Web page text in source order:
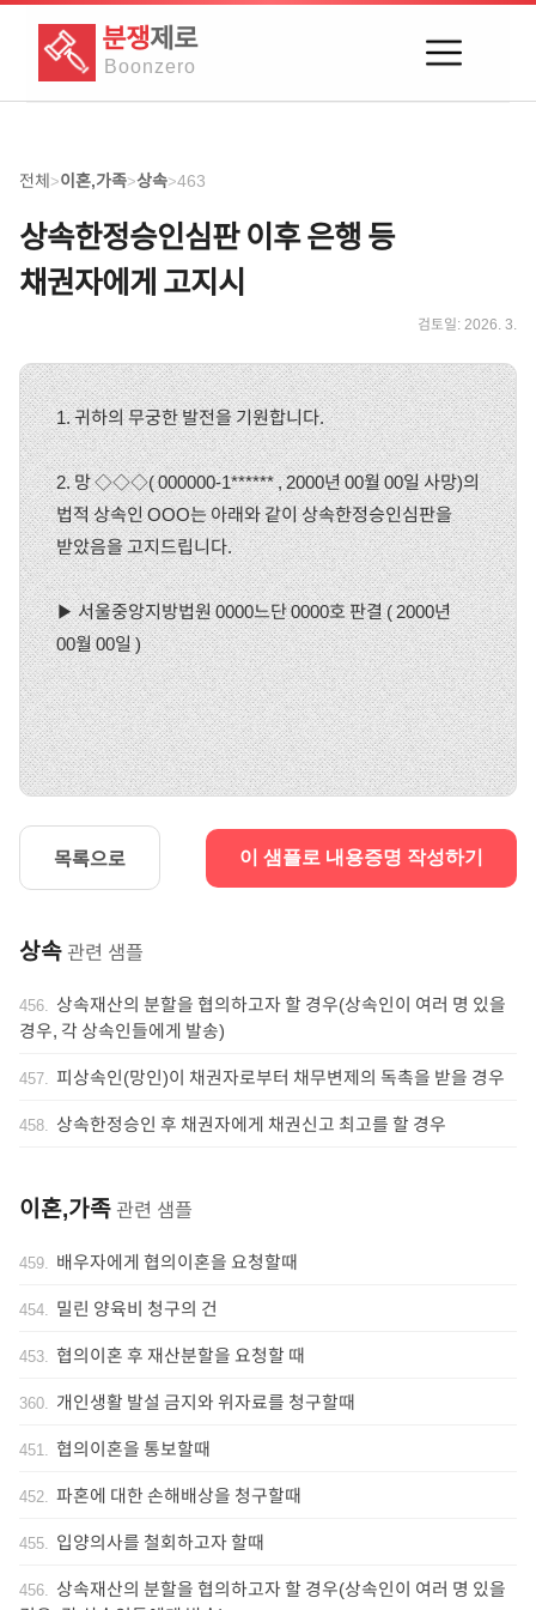
분쟁제로
Boonzero
전체>이혼,가족>상속>463
상속한정승인심판 이후 은행 등
채권자에게 고지시
검토일:2026. 3.
1. 귀하의 무궁한 발전을 기원합니다.
2. 망 ◇◇◇( 000000-1****** , 2000년 00월 00일 사망)의
법적 상속인 OOO는 아래와 같이 상속한정승인심판을
받았음을 고지드립니다.
▶ 서울중앙지방법원 0000느단 0000호 판결 ( 2000년
00월 00일 )
목록으로 이 샘플로 내용증명 작성하기
상속 관련 샘플
456. 상속재산의 분할을 협의하고자 할 경우(상속인이 여러 명 있을
경우, 각 상속인들에게 발송)
457. 피상속인(망인)이 채권자로부터 채무변제의 독촉을 받을 경우
458. 상속한정승인 후 채권자에게 채권신고 최고를 할 경우
이혼,가족 관련 샘플
459. 배우자에게 협의이혼을 요청할때
454. 밀린 양육비 청구의 건
453. 협의이혼 후 재산분할을 요청할 때
360. 개인생활 발설 금지와 위자료를 청구할때
451. 협의이혼을 통보할때
452. 파혼에 대한 손해배상을 청구할때
455. 입양의사를 철회하고자 할때
456. 상속재산의 분할을 협의하고자 할 경우(상속인이 여러 명 있을